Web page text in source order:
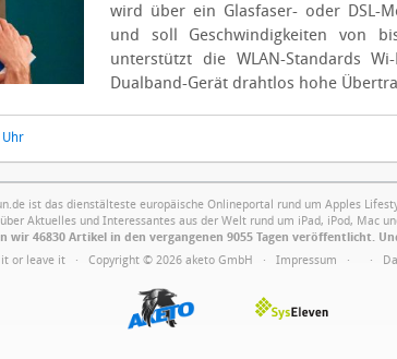
wird über ein Glasfaser- oder DSL-
und soll Geschwindigkeiten von
unterstützt die WLAN-Standards
Dualband-Gerät drahtlos hohe
Uhr
ist das dienstälteste europäische Onlineportal rund um Apples
Aktuelles und Interessantes aus der Welt rund um iPad, iPod, Mac
wir 46830 Artikel in den vergangenen 9055 Tagen veröffentlicht.
or leave it · Copyright © 2026 aketo GmbH · Impressum · ·